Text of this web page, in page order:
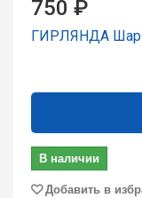
750 ₽
ГИРЛЯНДА
В наличии
Добавить в